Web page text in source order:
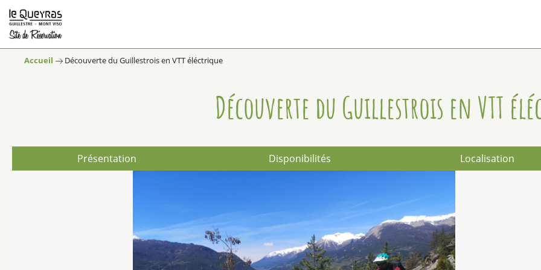
Accueil Découverte du Guillestrois en VTT éléctrique
Découverte du Guillestrois en VTT
Présentation Disponibilités Localisation